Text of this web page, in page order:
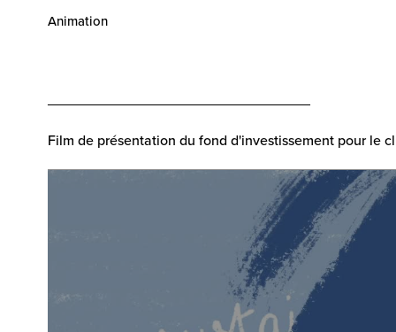
Animation
Film de présentation du fond d'investissement pour le